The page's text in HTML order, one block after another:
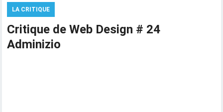
LA CRITIQUE
Critique de Web Design # 24
Adminizio